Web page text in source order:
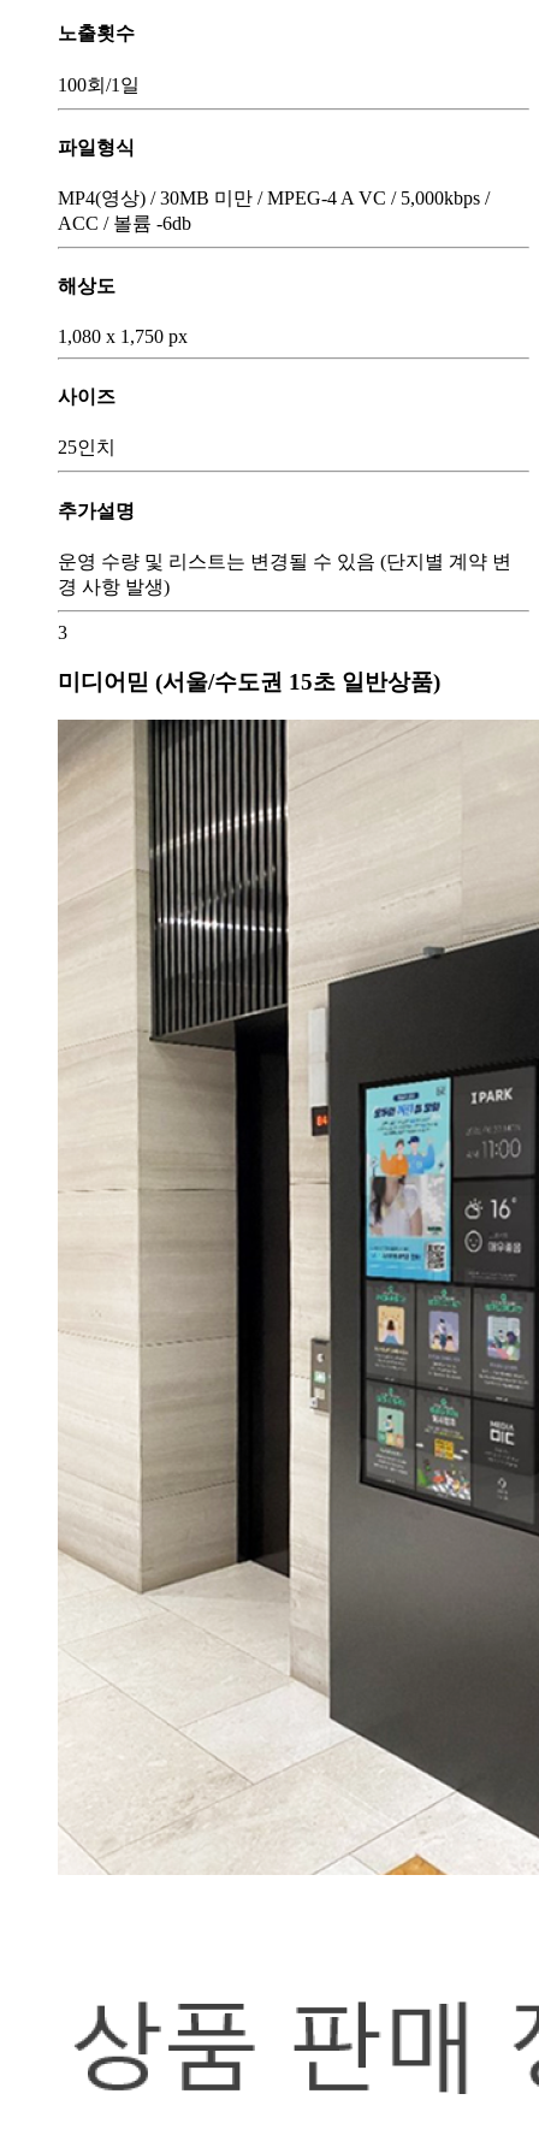
노출횟수
100회 /1일
파일형식
MP4(영상) / 30MB 미만 / MPEG-4 A VC / 5,000kbps /
ACC / 볼륨 -6db
해상도
1,080 x 1,750 px
사이즈
25인치
추가설명
운영 수량 및 리스트는 변경될 수 있음 (단지별 계약 변
경 사항 발생)
3
미디어믿 (서울/수도권 15초 일반상품)